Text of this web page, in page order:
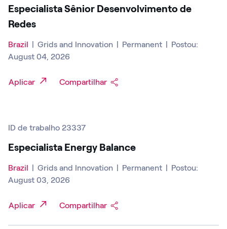
Especialista Sênior Desenvolvimento de
Redes
Brazil Grids and Innovation Permanent
Postou:
August 04, 2026
Aplicar Compartilhar
ID de trabalho 23337
Especialista Energy Balance
Brazil Grids and Innovation Permanent
Postou:
August 03, 2026
Aplicar Compartilhar